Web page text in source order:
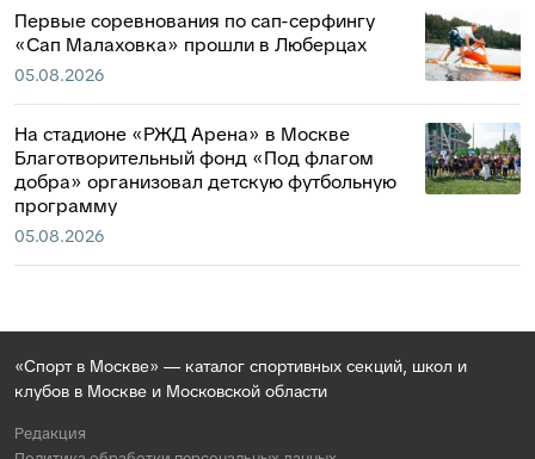
Первые соревнования по сап-серфингу
«Сап Малаховка» прошли в Люберцах
05.08.2026
На стадионе «РЖД Арена» в Москве
Благотворительный фонд «Под флагом
добра» организовал детскую футбольную
программу
05.08.2026
«Спорт в Москве» — каталог спортивных секций, школ и
клубов в Москве и Московской области
Редакция